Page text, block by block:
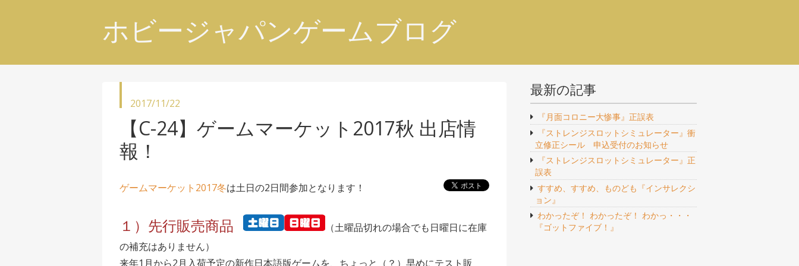
ホビージャパンゲームブログ
投
日
2017/11/22
【C-24】ゲームマーケット2017秋 出店情
報！
ゲームマーケット2017冬は土日の2日間参加となります！
１）先行販売商品
（土曜品切れの場合でも日曜日に在庫
の補充はありません）
来年1月から2月入荷予定の新作日本語版ゲームを、ちょっと（？）早めにテスト販
最新の記事
『月面コロニー大惨事』正誤表
『ストレンジスロットシミュレーター』衝
立修正シール 申込受付のお知らせ
『ストレンジスロットシミュレーター』正
誤表
すすめ、すすめ、ものども『インサレクシ
ョン』
わかったぞ！ わかったぞ！ わかっ・・・
『ゴットファイブ！』